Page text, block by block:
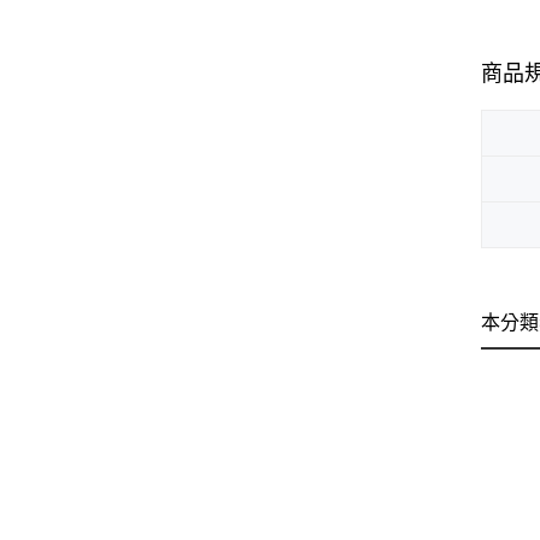
商品
本分